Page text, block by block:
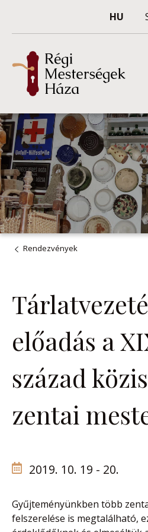
HU
Rendezvények
előadás a
század
zentai
2019. 10. 19 - 20.
Gyűjteményünkben több
felszerelése is megtalálható,